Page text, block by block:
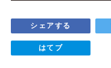
シェアする
はてブ